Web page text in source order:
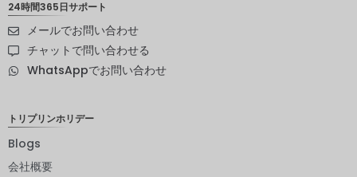
スウェー
デンクロ
ーナ
24時間365日サポート
メールでお問い合わせ
チャットで問い合わせる
WhatsAppでお問い合わせ
トリプリンホリデー
Blogs
会社概要